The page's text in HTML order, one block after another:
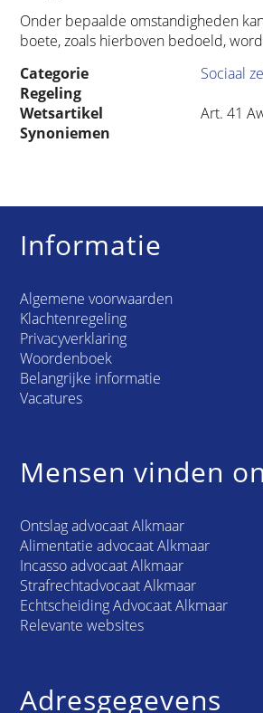
Onder bepaalde omstandigheden
boete, zoals hierboven bedoeld,
Categorie
Sociaal
Regeling
Wetsartikel
Art. 41
Synoniemen
Informatie
Algemene voorwaarden
Klachtenregeling
Privacyverklaring
Woordenboek
Belangrijke informatie
Vacatures
Mensen vinden
Ontslag advocaat Alkmaar
Alimentatie advocaat Alkmaar
Incasso advocaat Alkmaar
Strafrechtadvocaat Alkmaar
Echtscheiding Advocaat Alkmaar
Relevante websites
Adresgegevens